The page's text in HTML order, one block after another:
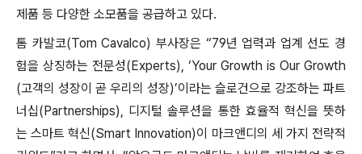
제품 등 다양한 소모품을 공급하고 있다.
톰 카발코(Tom Cavalco) 부사장은 “79년 업력과 업계 선도 경
험을 상징하는 전문성(Experts), ‘Your Growth is Our Growth
(고객의 성장이 곧 우리의 성장)’이라는 슬로건으로 강조하는 파트
너십(Partnerships), 디지털 솔루션을 통한 효율적 혁신을 뜻하
는 스마트 혁신(Smart Innovation)이 마크앤디의 세 가지 전략적